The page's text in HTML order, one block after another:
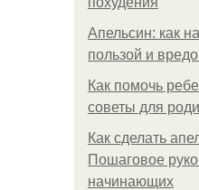
Апельсин: как
пользой и
Как помочь
советы для
Как сделать
Пошаговое
начинающих